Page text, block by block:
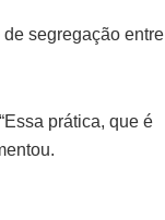
segregação entre
prática, que é